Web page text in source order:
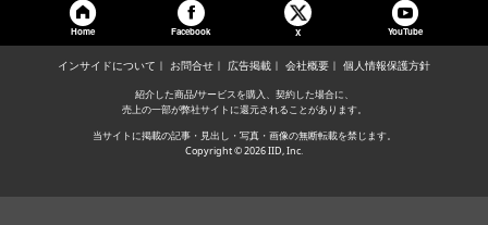
Home Facebook X YouTube
インサイドについて お問合せ 広告掲載 会社概要 個人情報保護方針
紹介した商品/サービスを購入、契約した場合に、
売上の一部が弊社サイトに還元されることがあります。
当サイトに掲載の記事・見出し・写真・画像の無断転載を禁じます。
Copyright © 2026 IID, Inc.